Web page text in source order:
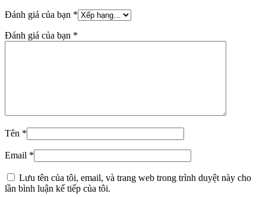
Đánh giá của bạn *
Đánh giá của bạn *
Tên *
Email *
Lưu tên của tôi, email, và trang web trong trình duyệt này cho
lần bình luận kế tiếp của tôi.